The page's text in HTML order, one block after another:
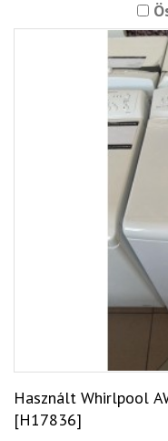
Használt Whirlpool
[H17836]